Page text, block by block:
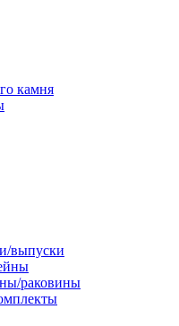
камня
выпуски
раковины